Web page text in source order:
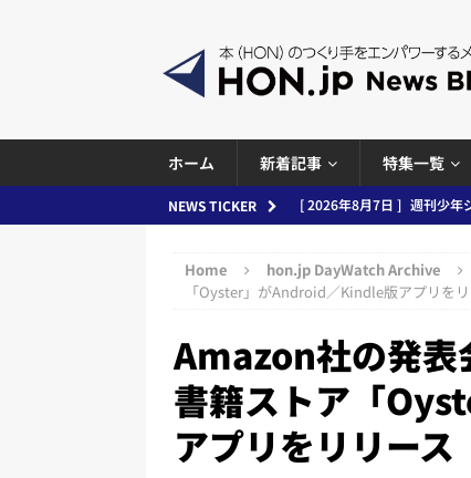
ホーム 新着記事 特集一覧
NEWS TICKER [ 2026年8月6日 ] ラップも
ースまとめ 2026.08.05
め 2026.08.04
日刊出版
[ 2026年8月3日 ] 「講談社
務化」など、週刊出版ニュ
とめ＆コラム
Home hon.jp DayWatch Archive
「Oyster」がAndroid／Kindle版アプリを
Amazon社の発表
書籍ストア「
アプリをリリース